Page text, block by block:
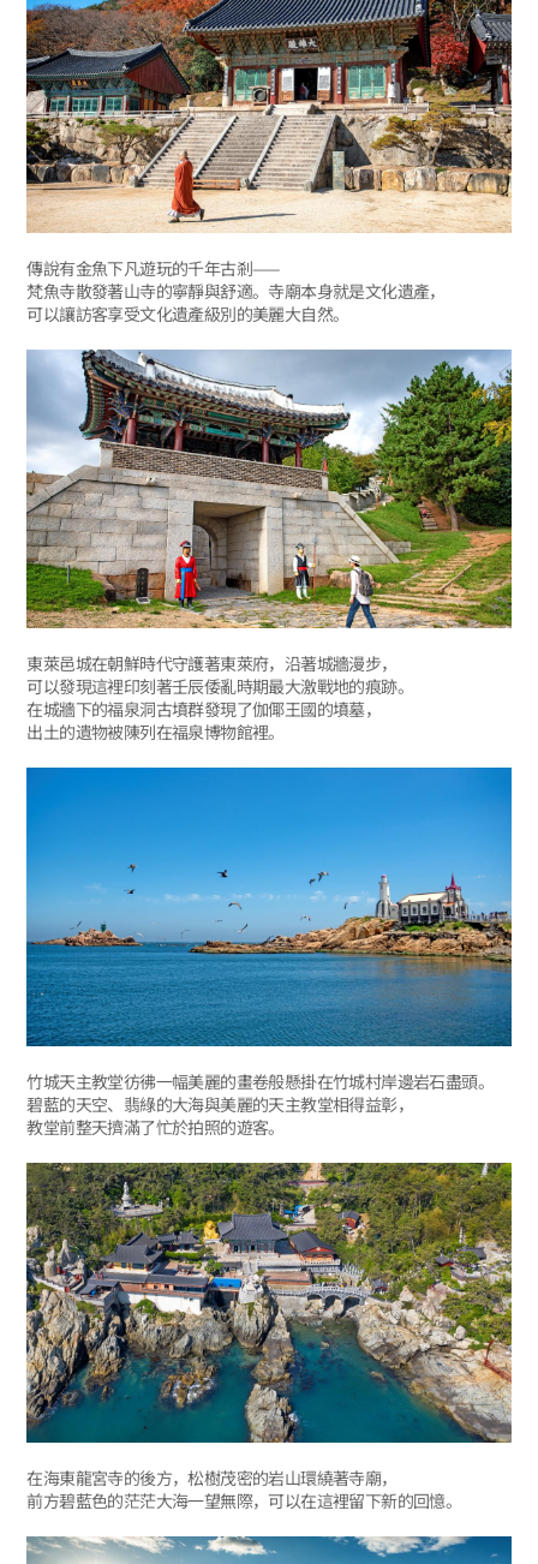
傳說有金魚下凡遊玩的千年古剎——
梵魚寺散發著山寺的寧靜與舒適。寺廟本身就是文化遺產，
可以讓訪客享受文化遺產級別的美麗大自然。
東萊邑城在朝鮮時代守護著東萊府，沿著城牆漫步，
可以發現這裡印刻著壬辰倭亂時期最大激戰地的痕跡。
在城牆下的福泉洞古墳群發現了伽倻王國的墳墓，
出土的遺物被陳列在福泉博物館裡。
竹城天主教堂彷彿一幅美麗的畫卷般懸掛在竹城村岸邊岩石盡頭。
碧藍的天空、翡綠的大海與美麗的天主教堂相得益彰，
教堂前整天擠滿了忙於拍照的遊客。
在海東龍宮寺的後方，松樹茂密的岩山環繞著寺廟，
前方碧藍色的茫茫大海一望無際，可以在這裡留下新的回憶。